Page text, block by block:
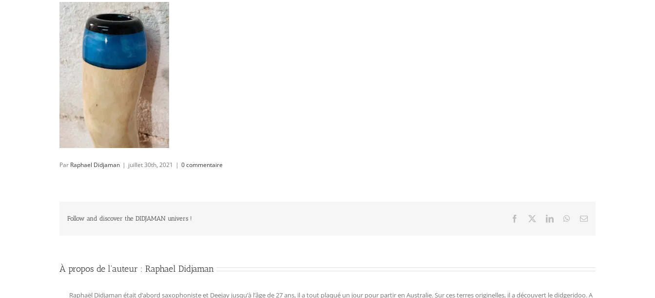
Par Raphael Didjaman | juillet 30th, 2021 | 0 commentaire
Follow and discover the DIDJAMAN univers ! Facebook LinkedInWhatsApp
Email
À propos de l'auteur : Raphael Didjaman
Raphaël Didjaman était d’abord saxophoniste et Deejay jusqu’à l’âge de 27 ans, il a tout plaqué un jour pour partir en Australie. Sur ces terres originelles, il a découvert le didgeridoo. A